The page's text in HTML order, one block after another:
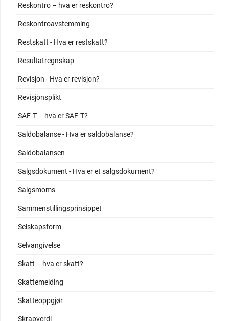
Reskontro – hva er reskontro?
Reskontroavstemming
Restskatt - Hva er restskatt?
Resultatregnskap
Revisjon - Hva er revisjon?
Revisjonsplikt
SAF-T – hva er SAF-T?
Saldobalanse - Hva er saldobalanse?
Saldobalansen
Salgsdokument - Hva er et salgsdokument?
Salgsmoms
Sammenstillingsprinsippet
Selskapsform
Selvangivelse
Skatt – hva er skatt?
Skattemelding
Skatteoppgjør
Skrapverdi